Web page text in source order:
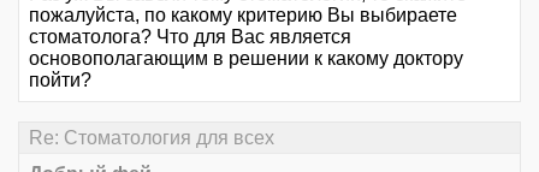
пожалуйста, по какому критерию Вы выбираете
стоматолога? Что для Вас является
основополагающим в решении к какому доктору
пойти?
Re: Стоматология для всех